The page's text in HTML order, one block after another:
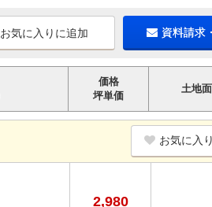
お気に入りに追加 資料請求
価格
坪単価
土地
お気に入
2,980